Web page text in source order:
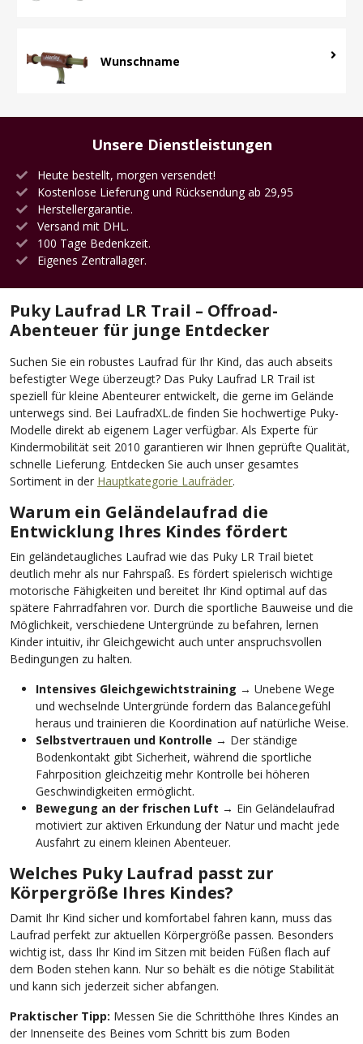
Wunschname
Unsere Dienstleistungen
Heute bestellt, morgen versendet!
Kostenlose Lieferung und Rücksendung ab 29,95
Herstellergarantie.
Versand mit DHL.
100 Tage Bedenkzeit.
Eigenes Zentrallager.
Puky Laufrad LR Trail – Offroad-
Abenteuer für junge Entdecker
Suchen Sie ein robustes Laufrad für Ihr Kind, das auch abseits
befestigter Wege überzeugt? Das Puky Laufrad LR Trail ist
speziell für kleine Abenteurer entwickelt, die gerne im Gelände
unterwegs sind. Bei LaufradXL.de finden Sie hochwertige Puky-
Modelle direkt ab eigenem Lager verfügbar. Als Experte für
Kindermobilität seit 2010 garantieren wir Ihnen geprüfte Qualität,
schnelle Lieferung. Entdecken Sie auch unser gesamtes
Sortiment in der Hauptkategorie Laufräder.
Warum ein Geländelaufrad die
Entwicklung Ihres Kindes fördert
Ein geländetaugliches Laufrad wie das Puky LR Trail bietet
deutlich mehr als nur Fahrspaß. Es fördert spielerisch wichtige
motorische Fähigkeiten und bereitet Ihr Kind optimal auf das
spätere Fahrradfahren vor. Durch die sportliche Bauweise und die
Möglichkeit, verschiedene Untergründe zu befahren, lernen
Kinder intuitiv, ihr Gleichgewicht auch unter anspruchsvollen
Bedingungen zu halten.
Intensives Gleichgewichtstraining → Unebene Wege
und wechselnde Untergründe fordern das Balancegefühl
heraus und trainieren die Koordination auf natürliche Weise.
Selbstvertrauen und Kontrolle → Der ständige
Bodenkontakt gibt Sicherheit, während die sportliche
Fahrposition gleichzeitig mehr Kontrolle bei höheren
Geschwindigkeiten ermöglicht.
Bewegung an der frischen Luft → Ein Geländelaufrad
motiviert zur aktiven Erkundung der Natur und macht jede
Ausfahrt zu einem kleinen Abenteuer.
Welches Puky Laufrad passt zur
Körpergröße Ihres Kindes?
Damit Ihr Kind sicher und komfortabel fahren kann, muss das
Laufrad perfekt zur aktuellen Körpergröße passen. Besonders
wichtig ist, dass Ihr Kind im Sitzen mit beiden Füßen flach auf
dem Boden stehen kann. Nur so behält es die nötige Stabilität
und kann sich jederzeit sicher abfangen.
Praktischer Tipp: Messen Sie die Schritthöhe Ihres Kindes an
der Innenseite des Beines vom Schritt bis zum Boden